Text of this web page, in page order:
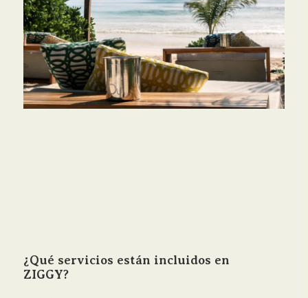
¿Qué servicios están incluidos en
ZIGGY?